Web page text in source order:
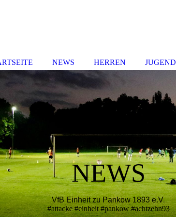
NEWS
VfB Einheit zu Pankow 1893 e.V.
#attacke #einheit #pankow #achtzehn93
NEWS HERREN JUGEND